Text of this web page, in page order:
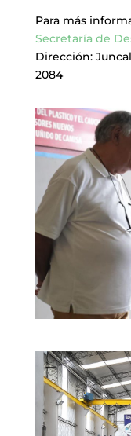
Para más
Secretaría de
Dirección:
2084